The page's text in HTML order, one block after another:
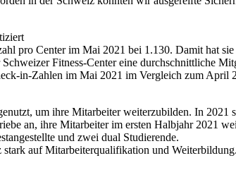
pro Center im Mai 2021 bei 1.130. Damit hat
Fitness-Center eine durchschnittliche
in-Zahlen im Mai 2021 im Vergleich zum April
um ihre Mitarbeiter weiterzubilden. In
an, ihre Mitarbeiter im ersten Halbjahr 2021
und zwei dual Studierende.
auf Mitarbeiterqualifikation und